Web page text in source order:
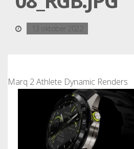
13 oktober 2022
Marq 2 Athlete Dynamic Renders